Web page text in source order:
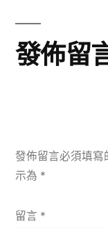
發佈留
發佈留言必須填寫
示為 *
留言 *